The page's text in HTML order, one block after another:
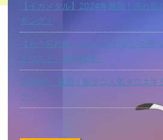
【イカメタル】2024年最新！売れ筋
キング！
【もう忘れ物しない！】ジギング持
クリスト～夏冬兼用～
2024年！最新！船タコ人気タコエギ
グ！